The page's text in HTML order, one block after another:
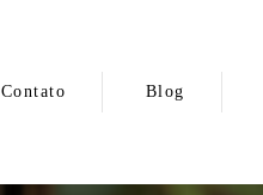
Contato Blog